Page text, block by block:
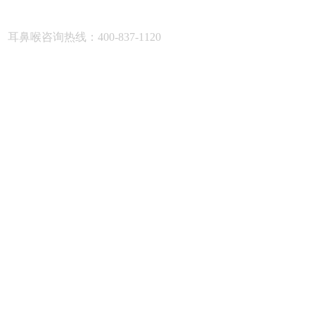
耳鼻喉咨询热线：400-837-1120